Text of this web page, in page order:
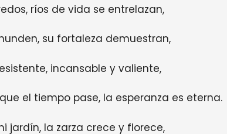
ríos de vida se entrelazan,
su fortaleza demuestran,
incansable y valiente,
el tiempo pase, la esperanza es eterna.
jardín, la zarza crece y florece,